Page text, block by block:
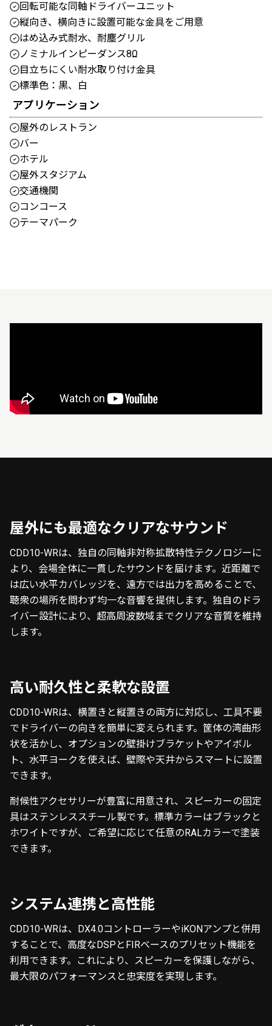
回転可能な同軸ドライバーユニット
縦向き、横向きに設置可能な金具をご用意
はめ込み式耐水、耐塵グリル
ノミナルインピーダンス8Ω
目立ちにくい耐水取り付け金具
標準色：黒、白
アプリケーション
屋外のレストラン
バー
ホテル
屋外スタジアム
交通機関
コンコース
テーマパーク
屋外にも最適なクリアなサウンド
CDD10-WRは、独自の同軸非対称拡散特性テクノロジー に
より、会場全体に一貫したサウンドを届けます。近距離で
は広い水平カバレッジを、遠方では出力を高めることで、
聴衆の場所を問わず均一な音響を提供します。独自のドラ
イバー設計により、超高周波数域までクリアな音質を維持
します。
高い耐久性と柔軟な設置
CDD10-WRは、横置きと縦置きの両方に対応し、工具不要
でドライバーの向きを簡単に変えられます。筐体の湾曲形
状を活かし、オプションの壁掛けブラケットやアイボル
ト、水平ヨークを使えば、壁際や天井からスマートに設置
できます。
耐候性アクセサリーが豊富に用意され、スピーカーの固定
具はステンレススチール製です。標準カラーはブラックと
ホワイトですが、ご希望に応じて任意のRALカラーで塗装
できます。
システム連携と高性能
CDD10-WRは、DX4.0コントローラーやiKONアンプと併用
することで、高度なDSPとFIRベースのプリセット機能を
利用できます。これにより、スピーカーを保護しながら、
最大限のパフォーマンスと忠実度を実現します。